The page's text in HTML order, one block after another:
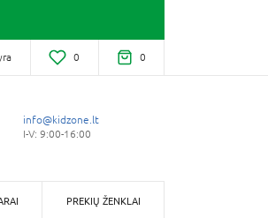
0 0
info@kidzone.lt
I-V: 9:00-16:00
PREKIŲ ŽENKLAI